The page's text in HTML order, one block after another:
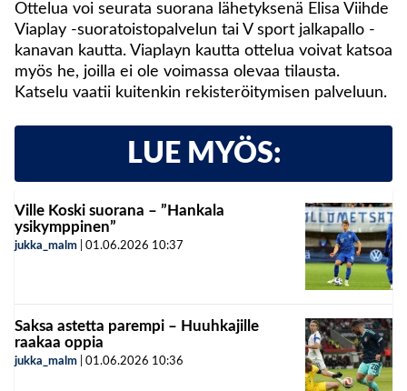
Ottelua voi seurata suorana lähetyksenä Elisa Viihde
Viaplay -suoratoistopalvelun tai V sport jalkapallo -
kanavan kautta. Viaplayn kautta ottelua voivat katsoa
myös he, joilla ei ole voimassa olevaa tilausta.
Katselu vaatii kuitenkin rekisteröitymisen palveluun.
LUE MYÖS:
Ville Koski suorana – ”Hankala
ysikymppinen”
jukka_malm 01.06.2026 10:37
Saksa astetta parempi – Huuhkajille
raakaa oppia
jukka_malm 01.06.2026 10:36